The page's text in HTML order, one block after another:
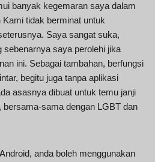
banyak kegemaran saya dalam
tidak berminat untuk
Saya sangat suka,
sebenarnya saya perolehi jika
ini. Sebagai tambahan, berfungsi
begitu juga tanpa aplikasi
asasnya dibuat untuk temu janji
bersama-sama dengan LGBT dan
anda boleh menggunakan